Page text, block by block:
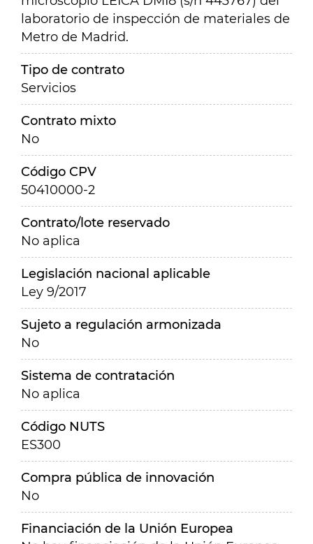
laboratorio de inspección de materiales de
Metro de Madrid.
Tipo de contrato
Servicios
Contrato mixto
No
Código CPV
50410000-2
Contrato/lote reservado
No aplica
Legislación nacional aplicable
Ley 9/2017
Sujeto a regulación armonizada
No
Sistema de contratación
No aplica
Código NUTS
ES300
Compra pública de innovación
No
Financiación de la Unión Europea